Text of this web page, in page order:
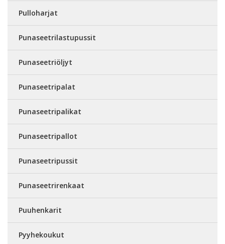
Pulloharjat
Punaseetrilastupussit
Punaseetriöljyt
Punaseetripalat
Punaseetripalikat
Punaseetripallot
Punaseetripussit
Punaseetrirenkaat
Puuhenkarit
Pyyhekoukut